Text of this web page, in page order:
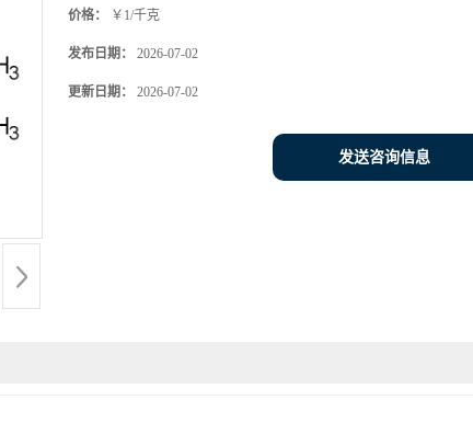
价格： ￥1/千克
发布日期： 2026-07-02
更新日期： 2026-07-02
发送咨询信息